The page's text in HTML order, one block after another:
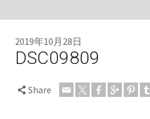
2019年10月28日
DSC09809
Share